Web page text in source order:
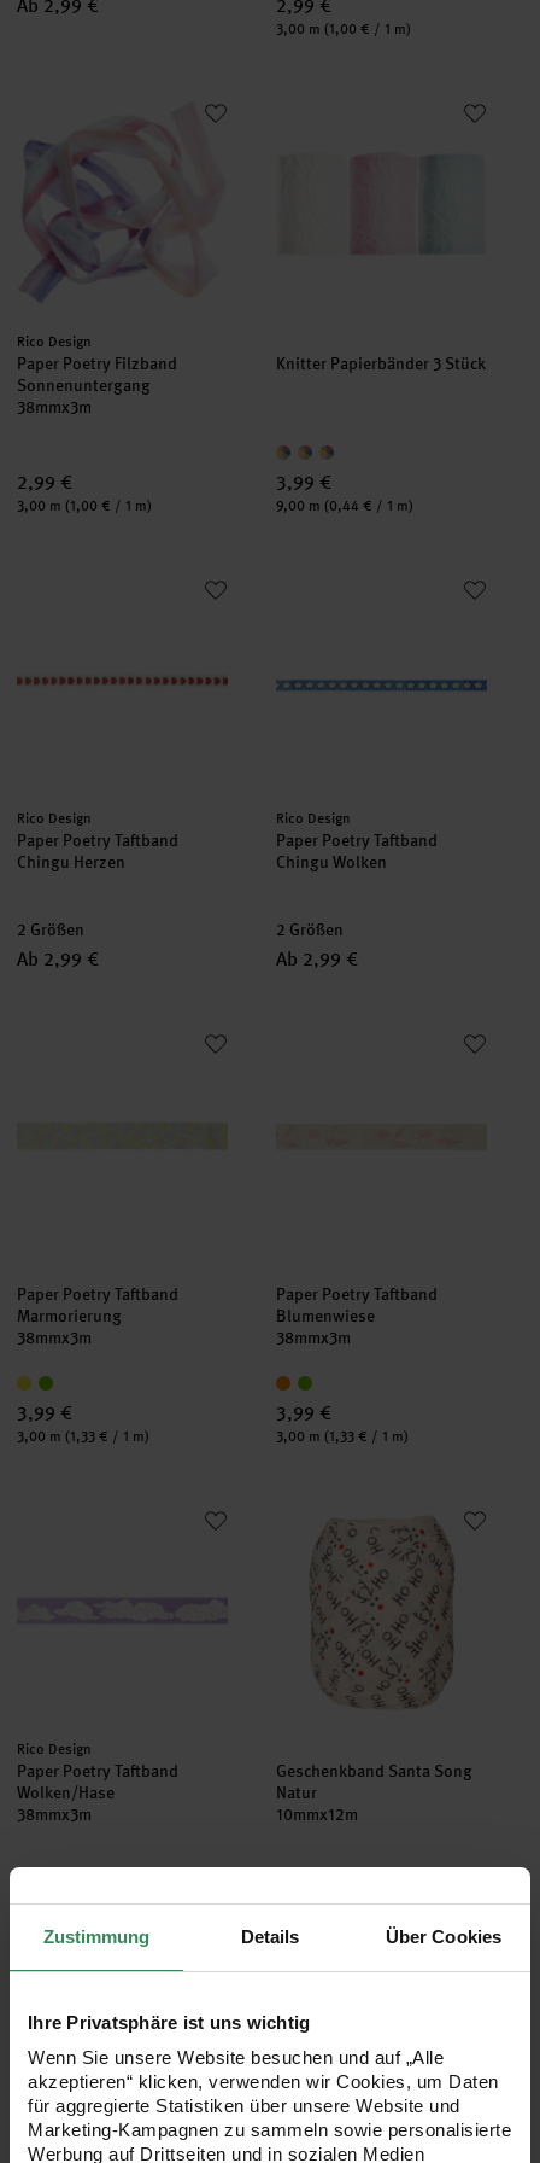
Zustimmung Details Über Cookies
Ihre Privatsphäre ist uns wichtig
Wenn Sie unsere Website besuchen und auf „Alle
akzeptieren“ klicken, verwenden wir Cookies, um Daten
für aggregierte Statistiken über unsere Website und
Marketing-Kampagnen zu sammeln sowie personalisierte
Werbung auf Drittseiten und in sozialen Medien
Ab 2,99 € 2,99 €
Inhalt:
3,00 m (1,00 € / 1 m)
Paper Poetry Filzband Sonnenuntergang
Hersteller:
Rico Design
Paper Poetry Filzband
Sonnenuntergang
38mmx3m
2,99 €
Inhalt:
3,00 m (1,00 € / 1 m)
Knitter Papierbänder 3 Stück
Knitter Papierbänder 3 Stück
3,99 €
Inhalt:
9,00 m (0,44 € / 1 m)
Paper Poetry Taftband Chingu Herzen
Hersteller:
Rico Design
Paper Poetry Taftband
Chingu Herzen
2 Größen
Ab 2,99 €
Paper Poetry Taftband Chingu
Hersteller:
Rico Design
Paper Poetry Taftband
Chingu Wolken
2 Größen
Ab 2,99 €
Paper Poetry Taftband Marmorierung
Paper Poetry Taftband
Marmorierung
38mmx3m
3,99 €
Inhalt:
3,00 m (1,33 € / 1 m)
Paper Poetry Taftband
Paper Poetry Taftband
Blumenwiese
38mmx3m
3,99 €
Inhalt:
3,00 m (1,33 € / 1 m)
Paper Poetry Taftband Wolken/Hase
Hersteller:
Rico Design
Paper Poetry Taftband
Wolken/Hase
38mmx3m
Inhalt:
Geschenkband Santa Song
Geschenkband Santa Song
Natur
10mmx12m
Inhalt: